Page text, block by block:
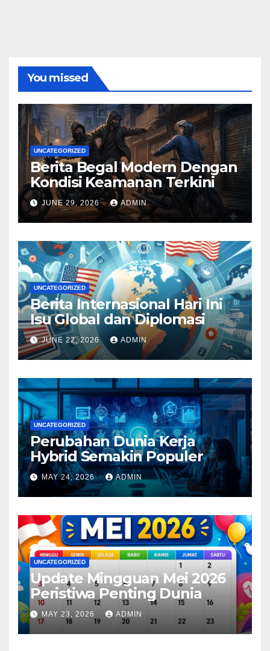
You missed
UNCATEGORIZED
Berita Begal Modern Dengan
Kondisi Keamanan Terkini
JUNE 29, 2026 ADMIN
UNCATEGORIZED
Berita Internasional Hari Ini
Isu Global dan Diplomasi
JUNE 22, 2026 ADMIN
UNCATEGORIZED
Perubahan Dunia Kerja
Hybrid Semakin Populer
MAY 24, 2026 ADMIN
UNCATEGORIZED
Update Mingguan Mei 2026
Peristiwa Penting Dunia
MAY 23, 2026 ADMIN